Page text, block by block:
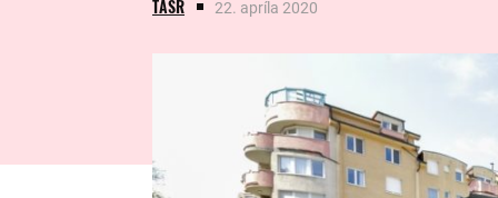
TASR 22. apríla 2020